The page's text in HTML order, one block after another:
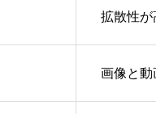
拡散性が
画像と動